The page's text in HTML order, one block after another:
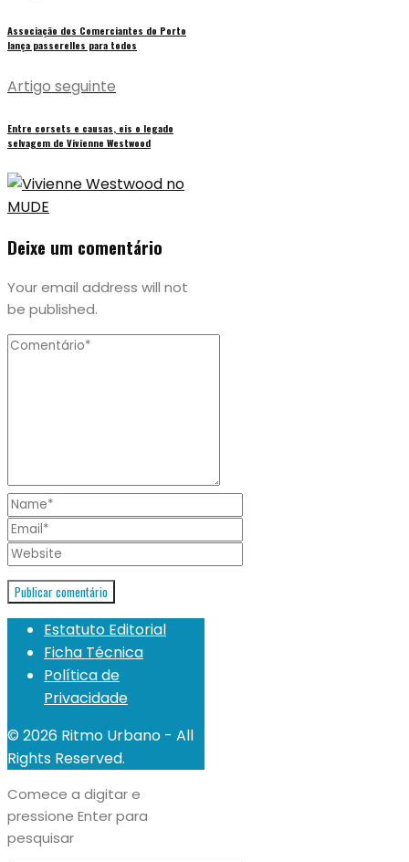
Associação dos Comerciantes do Porto
lança passerelles para todos
Artigo seguinte
Entre corsets e causas, eis o legado
selvagem de Vivienne Westwood
Deixe um comentário
Your email address will not
be published.
Estatuto Editorial
Ficha Técnica
Política de
Privacidade
© 2026 Ritmo Urbano - All
Rights Reserved.
Comece a digitar e
pressione Enter para
pesquisar